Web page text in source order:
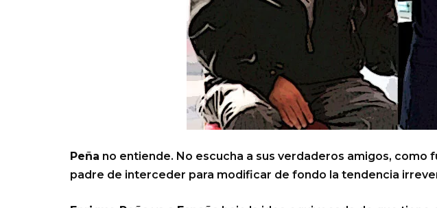
Peña no entiende. No escucha a sus verdaderos amigos, como
padre de interceder para modificar de fondo la tendencia